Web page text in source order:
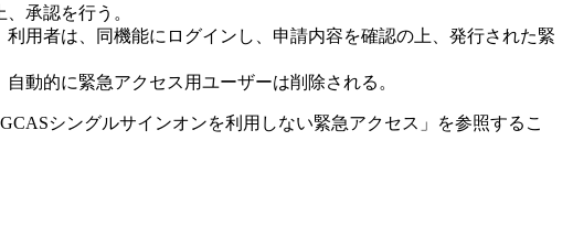
承認を行う。
用者は、同機能にログインし、申請内容を確認の上、発行された緊
動的に緊急アクセス用ユーザーは削除される。
シングルサインオンを利用しない緊急アクセス」を参照するこ